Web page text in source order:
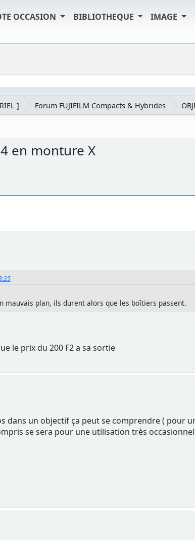
OCCASION BIBLIOTHEQUE IMAGE
] Forum FUJIFILM Compacts & Hybrides
en monture X
mauvais plan, ils durent alors que les boîtiers passent.
le prix du 200 F2 a sa sortie
dans un objectif ça peut se comprendre ( pour
se sera pour une utilisation très